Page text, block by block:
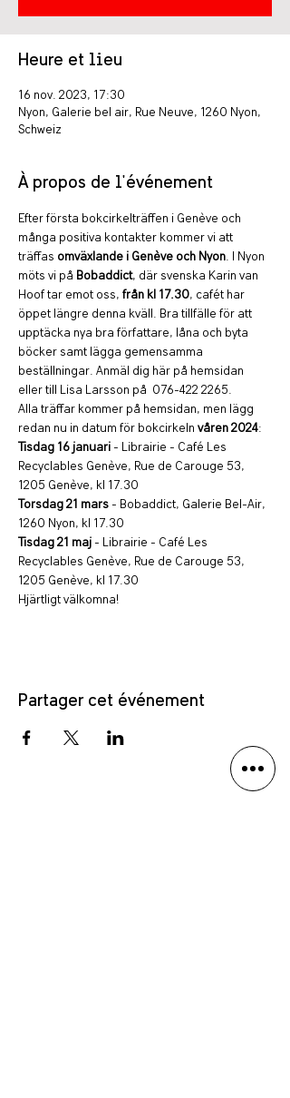
Heure et lieu
16 nov. 2023, 17:30
Nyon, Galerie bel air, Rue Neuve, 1260 Nyon,
Schweiz
À propos de l'événement
Efter första bokcirkelträffen i Genève och
många positiva kontakter kommer vi att
träffas omväxlande i Genève och Nyon. I Nyon
möts vi på Bobaddict, där svenska Karin van
Hoof tar emot oss, från kl 17.30, cafét har
öppet längre denna kväll. Bra tillfälle för att
upptäcka nya bra författare, låna och byta
böcker samt lägga gemensamma
beställningar. Anmäl dig här på hemsidan
eller till Lisa Larsson på  076-422 2265.
Alla träffar kommer på hemsidan, men lägg
redan nu in datum för bokcirkeln våren 2024:
Tisdag 16 januari - Librairie - Café Les
Recyclables Genève, Rue de Carouge 53,
1205 Genève, kl 17.30
Torsdag 21 mars - Bobaddict, Galerie Bel-Air,
1260 Nyon, kl 17.30
Tisdag 21 maj - Librairie - Café Les
Recyclables Genève, Rue de Carouge 53,
1205 Genève, kl 17.30
Hjärtligt välkomna!
Partager cet événement